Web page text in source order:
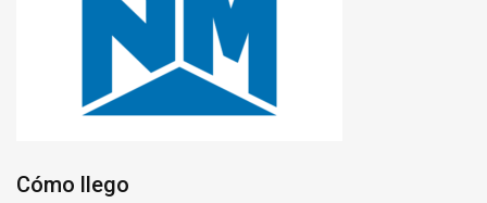
Cómo llego